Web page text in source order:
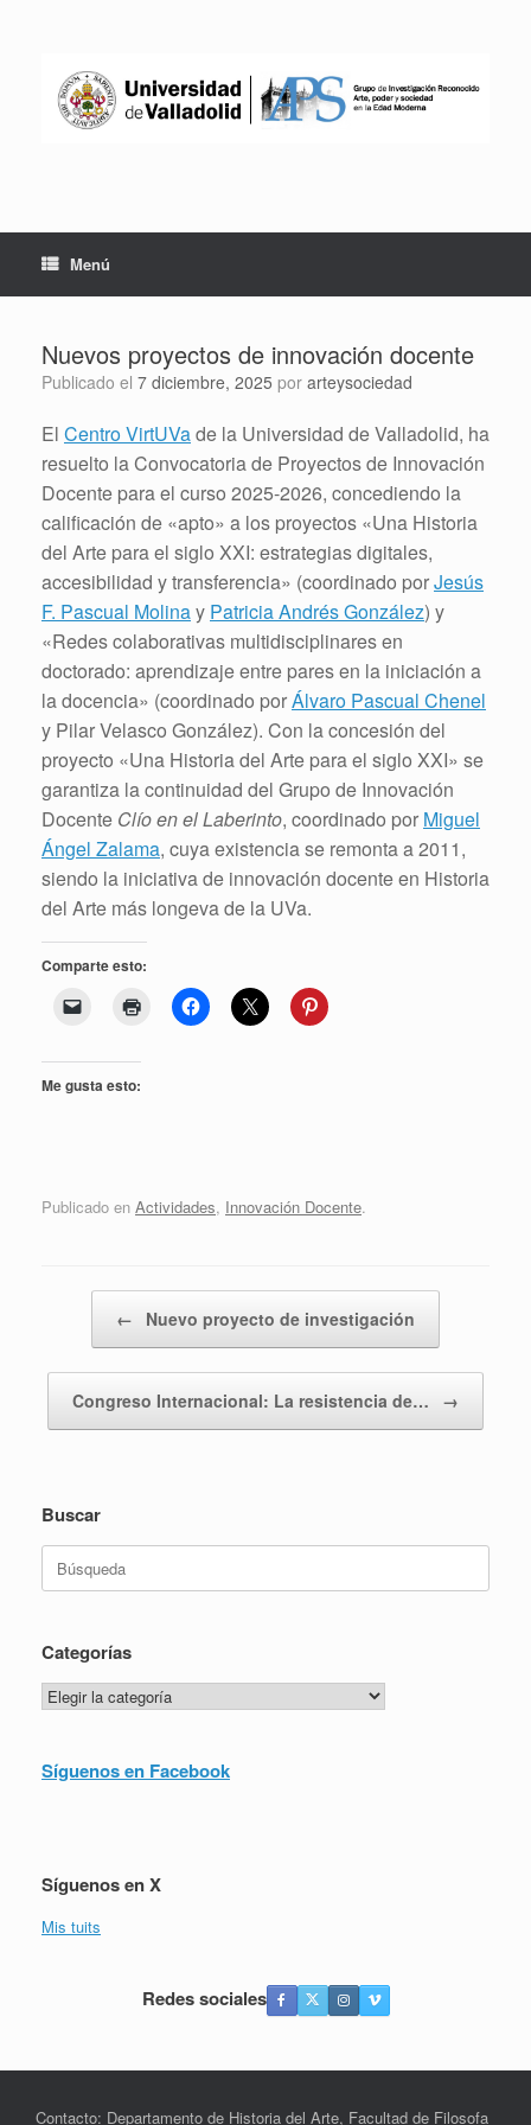
Menú
Nuevos proyectos de innovación docente
Publicado el 7 diciembre, 2025 por arteysociedad
El Centro VirtUVade la Universidad de Valladolid, ha
resuelto la Convocatoria de Proyectos de Innovación
Docente para el curso 2025-2026, concediendo la
calificación de «apto» a los proyectos «Una Historia
del Arte para el siglo XXI: estrategias digitales,
accesibilidad y transferencia» (coordinado porJesús
F. Pascual Molinay Patricia Andrés González) y
«Redes colaborativas multidisciplinares en
doctorado: aprendizaje entre pares en la iniciación a
la docencia» (coordinado porÁlvaro Pascual Chenel
y Pilar Velasco González). Con la concesión del
proyecto «Una Historia del Arte para el siglo XXI» se
garantiza la continuidad del Grupo de Innovación
Docente Clío en el Laberinto, coordinado por Miguel
Ángel Zalama, cuya existencia se remonta a 2011,
siendo la iniciativa de innovación docente en Historia
del Arte más longeva de la UVa.
Comparte esto:
Me gusta esto:
Publicado en Actividades, Innovación Docente.
← Nuevo proyecto de investigación
Congreso Internacional: La resistencia de… →
Buscar
Categorías
Categorías
Síguenos en Facebook
Síguenos en X
Mis tuits
Redes sociales
Contacto: Departamento de Historia del Arte, Facultad de Filosofa